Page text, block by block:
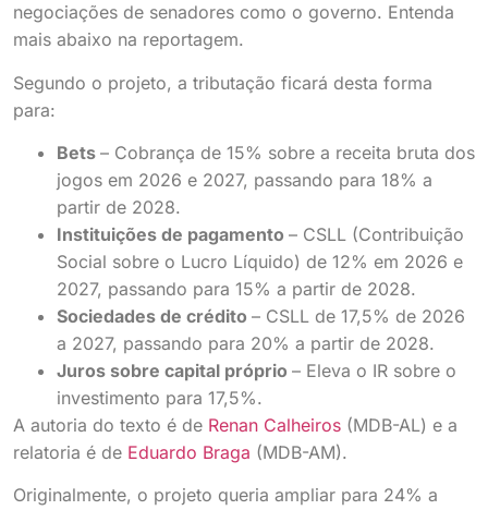
negociações de senadores como o governo. Entenda
mais abaixo na reportagem.
Segundo o projeto, a tributação ficará desta forma
para:
Bets – Cobrança de 15% sobre a receita bruta dos
jogos em 2026 e 2027, passando para 18% a
partir de 2028.
Instituições de pagamento – CSLL (Contribuição
Social sobre o Lucro Líquido) de 12% em 2026 e
2027, passando para 15% a partir de 2028.
Sociedades de crédito – CSLL de 17,5% de 2026
a 2027, passando para 20% a partir de 2028.
Juros sobre capital próprio – Eleva o IR sobre o
investimento para 17,5%.
A autoria do texto é de Renan Calheiros (MDB-AL) e a
relatoria é de Eduardo Braga (MDB-AM).
Originalmente, o projeto queria ampliar para 24% a